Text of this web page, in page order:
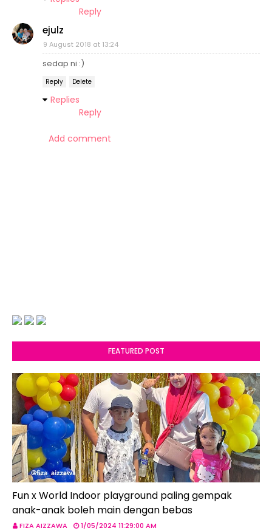
Reply
ejulz
9 August 2018 at 13:24
sedap ni :)
Reply Delete
Replies
Reply
Add comment
FEATURED POST
Fun x World Indoor playground paling gempak
anak-anak boleh main dengan bebas
FIZA AIZZAWA 1/05/2024 11:29:00 AM